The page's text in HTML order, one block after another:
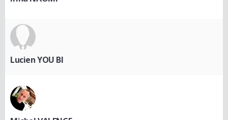
Lucien YOU BI